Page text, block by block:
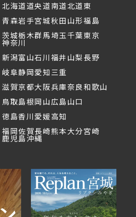
北海道道央道南道北道東
青森岩手宮城秋田山形福島
茨城栃木群馬埼玉千葉東京
神奈川
新潟富山石川福井山梨長野
岐阜静岡愛知三重
滋賀京都大阪兵庫奈良和歌山
鳥取島根岡山広島山口
徳島香川愛媛高知
福岡佐賀長崎熊本大分宮崎
鹿児島沖縄